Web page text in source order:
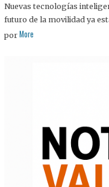
Nuevas tecnologías
futuro de la movilidad ya
por More